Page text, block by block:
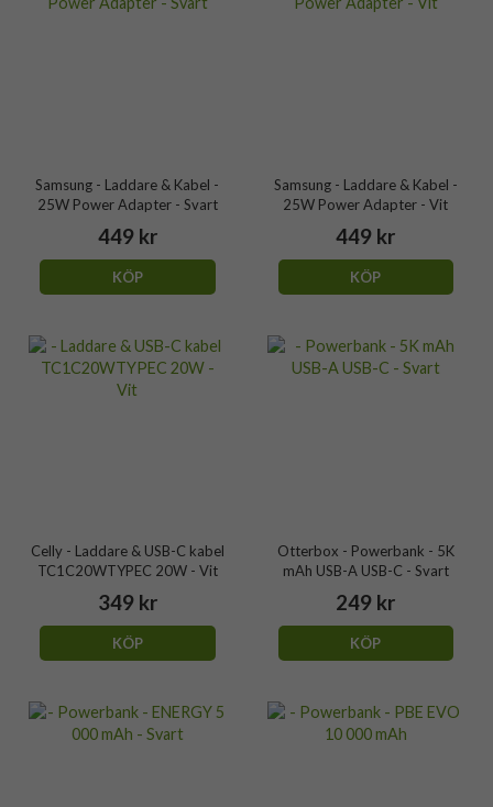
Samsung - Laddare & Kabel -
25W Power Adapter - Svart
449 kr
KÖP
Samsung - Laddare & Kabel -
25W Power Adapter - Vit
449 kr
KÖP
Celly - Laddare & USB-C kabel
TC1C20WTYPEC 20W - Vit
349 kr
KÖP
Otterbox - Powerbank - 5K
mAh USB-A USB-C - Svart
249 kr
KÖP